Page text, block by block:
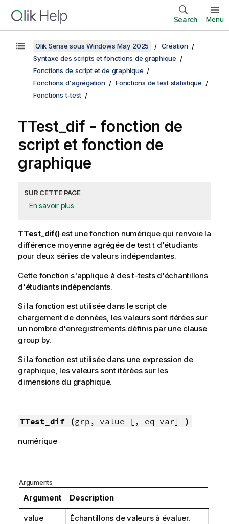
Search Menu
Qlik Sense sous Windows May 2025
Création
Syntaxe des scripts et fonctions de graphique
Fonctions de script et de graphique
Fonctions d'agrégation
Fonctions de test statistique
Fonctions t-test
TTest_dif - fonction de
script et fonction de
graphique
SUR CETTE PAGE
En savoir plus
TTest_dif()est une fonction numérique qui renvoie la
différence moyenne agrégée de test t d'étudiants
pour deux séries de valeurs indépendantes.
Cette fonction s'applique à des t-tests d'échantillons
d'étudiants indépendants.
Si la fonction est utilisée dans le script de
chargement de données, les valeurs sont itérées sur
un nombre d'enregistrements définis par une clause
group by.
Si la fonction est utilisée dans une expression de
graphique, les valeurs sont itérées sur les
dimensions du graphique.
TTest_dif (grp, value [, eq_var] )
numérique
Arguments
Argument Description
value
Échantillons de valeurs à évaluer.